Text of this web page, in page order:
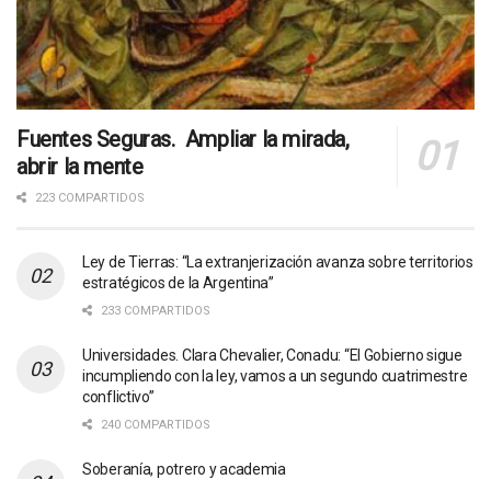
Fuentes Seguras. Ampliar la mirada,
abrir la mente
223 COMPARTIDOS
Ley de Tierras: “La extranjerización avanza sobre territorios
estratégicos de la Argentina”
233 COMPARTIDOS
Universidades. Clara Chevalier, Conadu: “El Gobierno sigue
incumpliendo con la ley, vamos a un segundo cuatrimestre
conflictivo”
240 COMPARTIDOS
Soberanía, potrero y academia